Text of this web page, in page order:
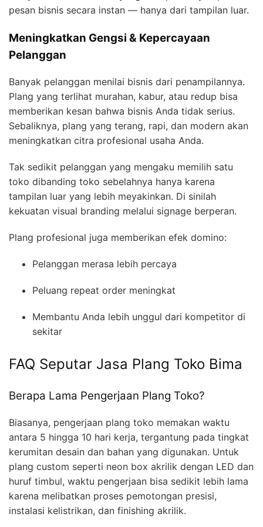
pesan bisnis secara instan — hanya dari tampilan luar.
Meningkatkan Gengsi & Kepercayaan
Pelanggan
Banyak pelanggan menilai bisnis dari penampilannya.
Plang yang terlihat murahan, kabur, atau redup bisa
memberikan kesan bahwa bisnis Anda tidak serius.
Sebaliknya, plang yang terang, rapi, dan modern akan
meningkatkan citra profesional usaha Anda.
Tak sedikit pelanggan yang mengaku memilih satu
toko dibanding toko sebelahnya hanya karena
tampilan luar yang lebih meyakinkan. Di sinilah
kekuatan visual branding melalui signage berperan.
Plang profesional juga memberikan efek domino:
Pelanggan merasa lebih percaya
Peluang repeat order meningkat
Membantu Anda lebih unggul dari kompetitor di
sekitar
FAQ Seputar Jasa Plang Toko Bima
Berapa Lama Pengerjaan Plang Toko?
Biasanya, pengerjaan plang toko memakan waktu
antara 5 hingga 10 hari kerja, tergantung pada tingkat
kerumitan desain dan bahan yang digunakan. Untuk
plang custom seperti neon box akrilik dengan LED dan
huruf timbul, waktu pengerjaan bisa sedikit lebih lama
karena melibatkan proses pemotongan presisi,
instalasi kelistrikan, dan finishing akrilik.